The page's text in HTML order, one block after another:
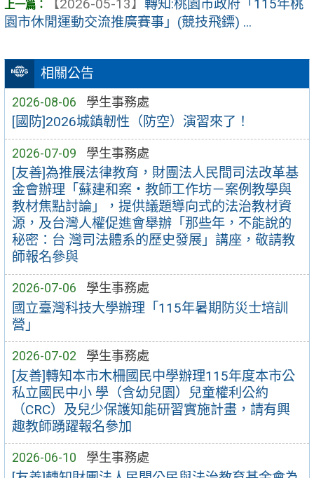
相關公告
2026-08-06 學生事務處
[國防]2026城鎮韌性（防空）演習來了！
2026-07-09 學生事務處
[友善]為推展法律教育，財團法人民間司法改革基
金會辦理「蘇建和案・教師工作坊－案例教學與
教材焦點討論」，提供議題導向式的法治教材資
源，及台灣人權促進會舉辦「那些年，不能說的
秘密：台 灣司法體系的歷史發展」講座，敬請教
師報名參與
2026-07-06 學生事務處
國立臺灣科技大學辦理「115年暑期防災士培訓
營」
2026-07-02 學生事務處
[友善]轉知本市木柵國民中學辦理115年度本市公
私立國民中小 學（含幼兒園）兒童權利公約
（CRC）及兒少保護知能研習實施計畫，請有興
趣教師踴躍報名參加
2026-06-10 學生事務處
【2026-05-13】 轉知:桃園市政府「115年桃
園市休閒運動交流推廣賽事」(競技飛鏢) ...